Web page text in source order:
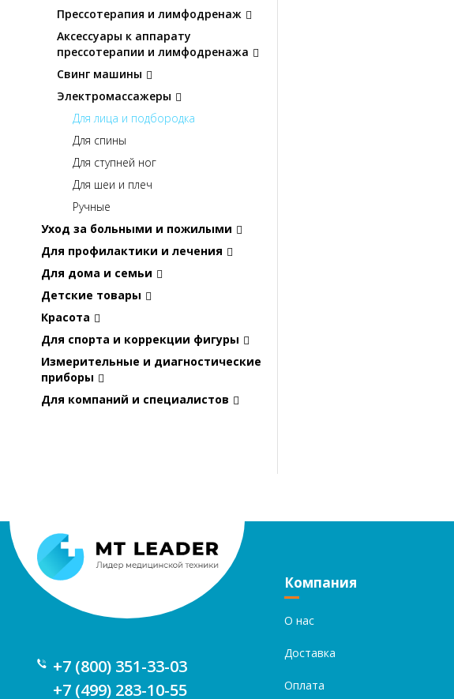
Прессотерапия и лимфодренаж
Аксессуары к аппарату
прессотерапии и лимфодренажа
Свинг машины
Электромассажеры
Для лица и подбородка
Для спины
Для ступней ног
Для шеи и плеч
Ручные
Уход за больными и пожилыми
Для профилактики и лечения
Для дома и семьи
Детские товары
Красота
Для спорта и коррекции фигуры
Измерительные и диагностические
приборы
Для компаний и специалистов
+7 (800) 351-33-03
+7 (499) 283-10-55
Компания
О нас
Доставка
Оплата